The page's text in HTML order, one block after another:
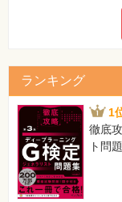
ランキング
1
徹底
ト問